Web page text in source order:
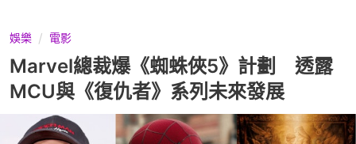
娛樂 電影
Marvel總裁爆《蜘蛛俠5》計劃 透露
MCU與《復仇者》系列未來發展